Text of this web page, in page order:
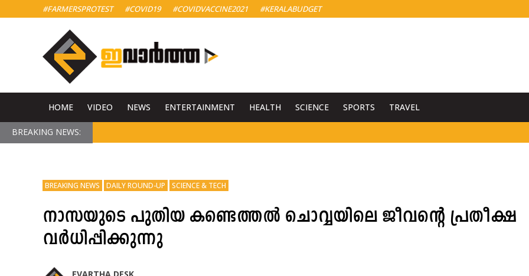
#FARMERSPROTEST #COVID19 #COVIDVACCINE2021 #KERALABUDGET
HOME VIDEO NEWS ENTERTAINMENT HEALTH SCIENCE SPORTS TRAVEL
BREAKING NEWS:
BREAKING NEWS DAILY ROUND-UP SCIENCE & TECH
നാസയുടെ പുതിയ കണ്ടെത്തൽ ചൊവ്വയിലെ ജീവന്റെ പ്രതീക്ഷ
വർധിപ്പിക്കുന്നു